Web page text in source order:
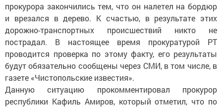
прокурора закончились тем, что он налетел на бордюр
и врезался в дерево. К счастью, в результате этих
дорожно-транспортных происшествий никто не
пострадал. В настоящее время прокуратурой РТ
проводится проверка по этому факту, его результаты
будут обязательно сообщены через СМИ, в том числе, в
газете «Чистопольские известия».
Данную ситуацию прокомментировал прокурор
республики Кафиль Амиров, который отметил, что по